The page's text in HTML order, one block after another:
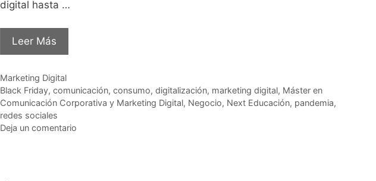
digital hasta …
Leer Más
Categorías
Marketing Digital
Etiquetas
Black Friday, comunicación, consumo, digitalización, marketing digital, Máster en
Comunicación Corporativa y Marketing Digital, Negocio, Next Educación, pandemia,
redes sociales
Deja un comentario